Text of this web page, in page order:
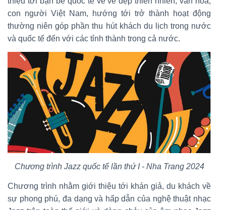
con người Việt Nam, hướng tới trở thành hoạt động
thường niên góp phần thu hút khách du lịch trong nước
và quốc tế đến với các tỉnh thành trong cả nước.
Chương trình Jazz quốc tế lần thứ I - Nha Trang 2024
Chương trình nhằm giới thiệu tới khán giả, du khách về
sự phong phú, đa dạng và hấp dẫn của nghệ thuật nhạc